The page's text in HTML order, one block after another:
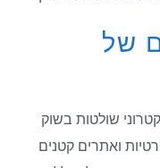
של
שולטות בשוק
ואתרים קטנים